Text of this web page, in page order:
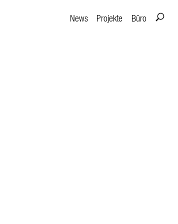
News Projekte Büro